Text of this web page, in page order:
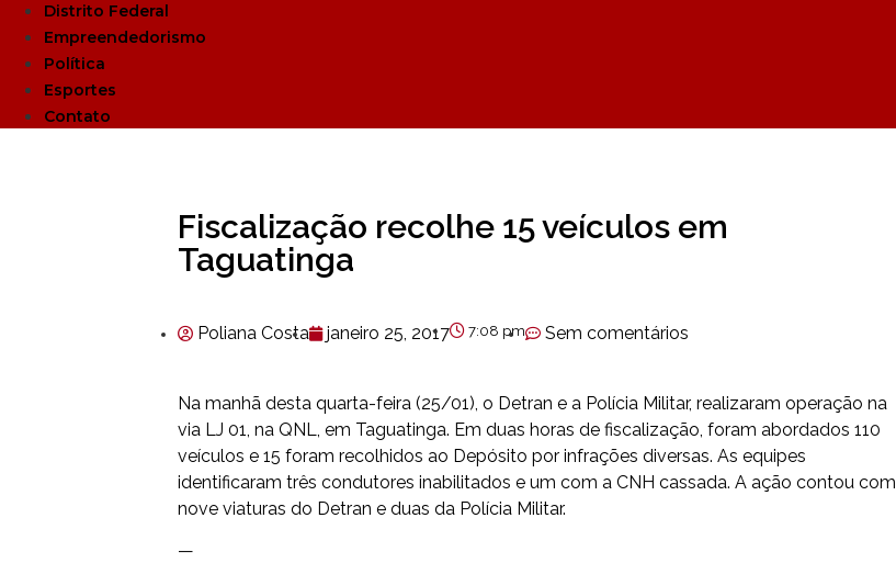
Distrito Federal
Empreendedorismo
Política
Esportes
Contato
Fiscalização recolhe 15 veículos em
Taguatinga
Poliana Costa janeiro 25, 2017 7:08 pm Sem comentários
Na manhã desta quarta-feira (25/01), o Detran e a Polícia Militar, realizaram operação na
via LJ 01, na QNL, em Taguatinga. Em duas horas de fiscalização, foram abordados 110
veículos e 15 foram recolhidos ao Depósito por infrações diversas. As equipes
identificaram três condutores inabilitados e um com a CNH cassada. A ação contou com
nove viaturas do Detran e duas da Polícia Militar.
—